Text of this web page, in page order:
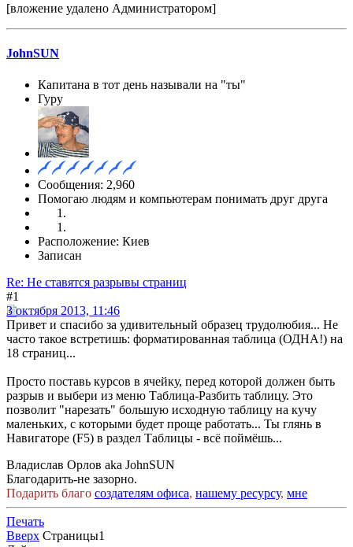
[вложение удалено Администратором]
JohnSUN
Капитана в тот день называли на "ты"
Гуру
Сообщения: 2,960
Помогаю людям и компьютерам понимать друг друга
Расположение: Киев
Записан
Re: Не ставятся разрывы страниц
#1
3 октября 2013, 11:46
Привет и спасибо за удивительный образец трудолюбия... Не
часто такое встретишь: форматированная таблица (ОДНА!) на
18 страниц...
Просто поставь курсов в ячейку, перед которой должен быть
разрыв и выбери из меню Таблица-Разбить таблицу. Это
позволит "нарезать" большую исходную таблицу на кучу
маленьких, с которыми будет проще работать... Ты глянь в
Навигаторе (F5) в раздел Таблицы - всё поймёшь...
Владислав Орлов aka JohnSUN
Благодарить-не зазорно.
Подарить благо создателям офиса, нашему ресурсу, мне
Печать
Вверх Страницы1